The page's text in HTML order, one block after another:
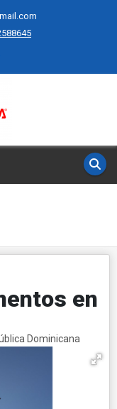
en
Dominicana